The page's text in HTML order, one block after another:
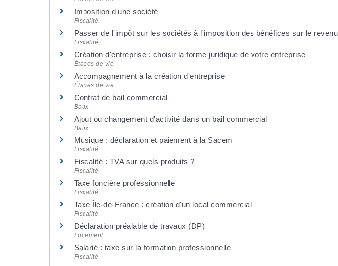
Imposition d'une société
Fiscalité
Passer de l'impôt sur les sociétés à l'imposition des bénéfices sur le revenu
Fiscalité
Création d'entreprise : choisir la forme juridique de votre entreprise
Étapes de vie
Accompagnement à la création d'entreprise
Étapes de vie
Contrat de bail commercial
Baux
Ajout ou changement d'activité dans un bail commercial
Baux
Musique : déclaration et paiement à la Sacem
Fiscalité
Fiscalité : TVA sur quels produits ?
Fiscalité
Taxe foncière professionnelle
Fiscalité
Taxe Île-de-France : création d'un local commercial
Fiscalité
Déclaration préalable de travaux (DP)
Logement
Salarié : taxe sur la formation professionnelle
Fiscalité